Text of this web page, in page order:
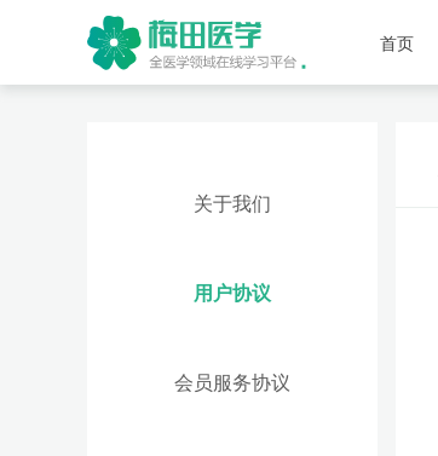
首页
关于我们
用户协议
会员服务协议